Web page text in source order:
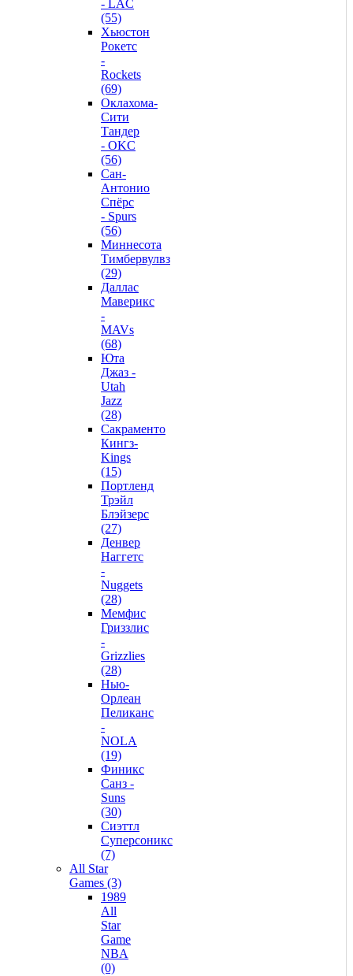
- LAC
(55)
Хьюстон
Рокетс
-
Rockets
(69)
Оклахома-
Сити
Тандер
- OKC
(56)
Сан-
Антонио
Спёрс
- Spurs
(56)
Миннесота
Тимбервулвз
(29)
Даллас
Маверикс
-
MAVs
(68)
Юта
Джаз -
Utah
Jazz
(28)
Сакраменто
Кингз-
Kings
(15)
Портленд
Трэйл
Блэйзерс
(27)
Денвер
Наггетс
-
Nuggets
(28)
Мемфис
Гриззлис
-
Grizzlies
(28)
Нью-
Орлеан
Пеликанс
-
NOLA
(19)
Финикс
Санз -
Suns
(30)
Сиэттл
Суперсоникс
(7)
All Star
Games (3)
1989
All
Star
Game
NBA
(0)